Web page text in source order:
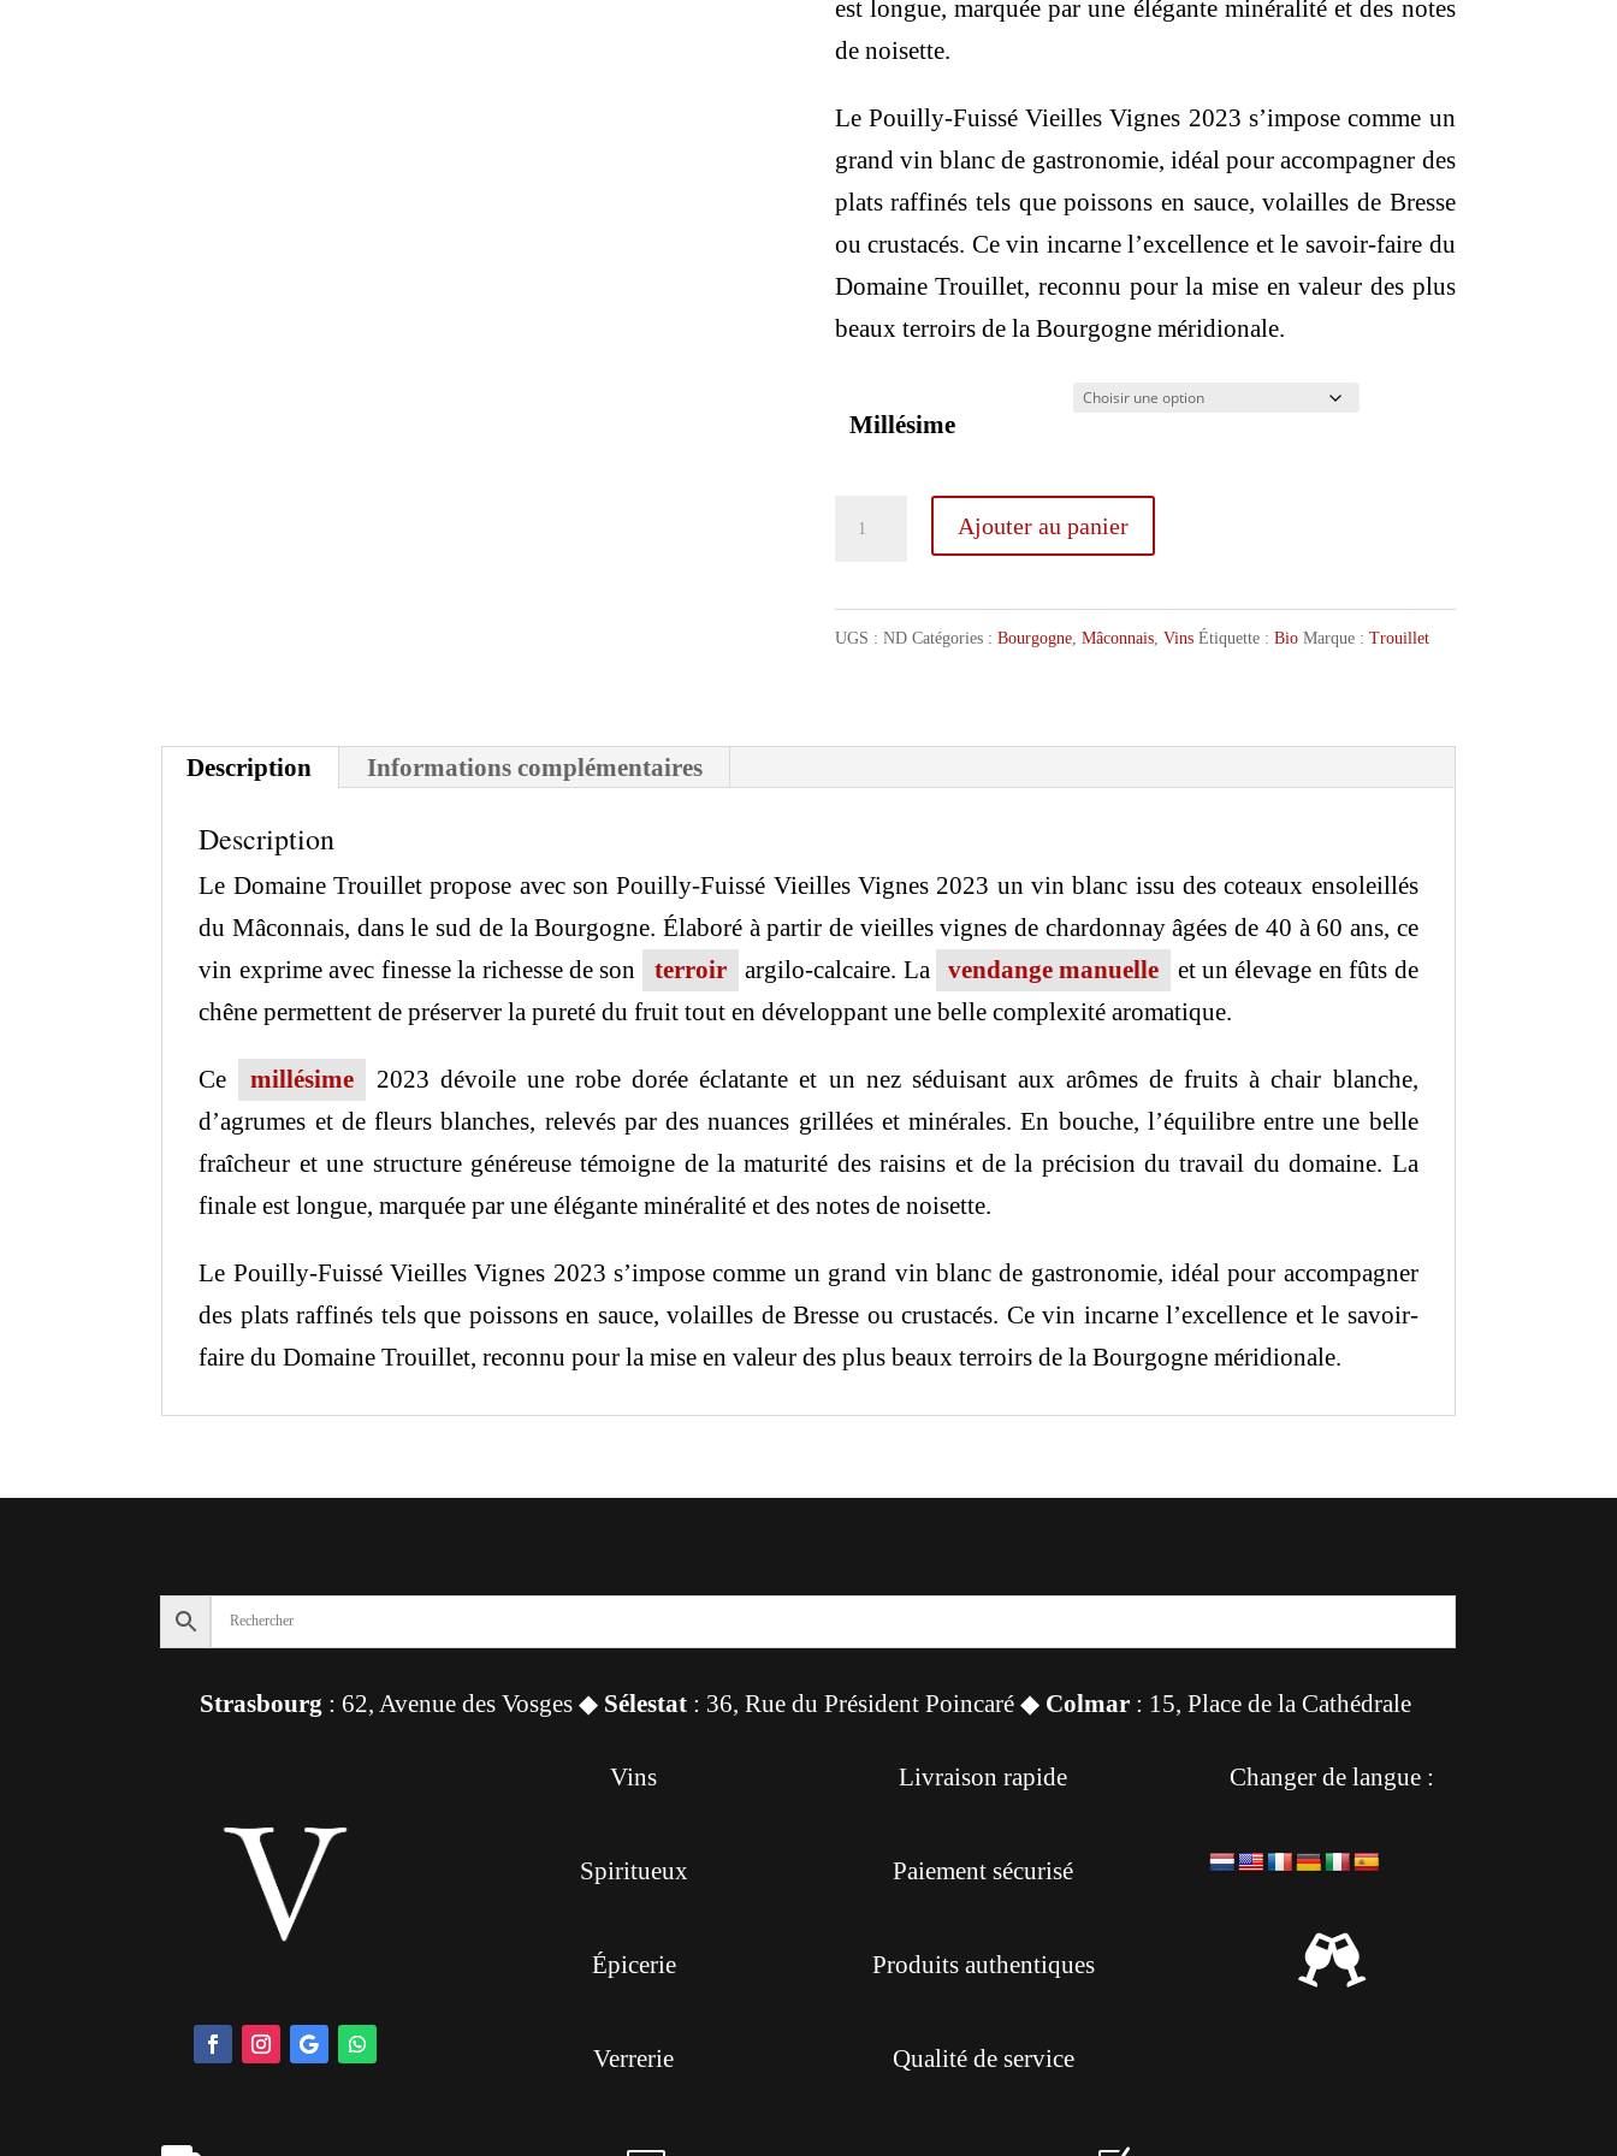
est longue, marquée par une élégante minéralité et des notes
de noisette.
Le Pouilly-Fuissé Vieilles Vignes 2023 s’impose comme un
grand vin blanc de gastronomie, idéal pour accompagner des
plats raffinés tels que poissons en sauce, volailles de Bresse
ou crustacés. Ce vin incarne l’excellence et le savoir-faire du
Domaine Trouillet, reconnu pour la mise en valeur des plus
beaux terroirs de la Bourgogne méridionale.
Millésime
quantité
Trouillet
Ajouter au panier
UGS : ND Catégories : Bourgogne, Mâconnais, Vins Étiquette : Bio Marque : Trouillet
Description Informations complémentaires
Description
Le Domaine Trouillet propose avec son Pouilly-Fuissé Vieilles Vignes 2023 un vin blanc issu des coteaux ensoleillés
du Mâconnais, dans le sud de la Bourgogne. Élaboré à partir de vieilles vignes de chardonnay âgées de 40 à 60 ans, ce
vin exprime avec finesse la richesse de son
terroir argilo-calcaire. La vendange manuelle
et un élevage en fûts de
chêne permettent de préserver la pureté du fruit tout en développant une belle complexité aromatique.
Ce millésime
2023 dévoile une robe dorée éclatante et un nez séduisant aux arômes de fruits à chair blanche,
d’agrumes et de fleurs blanches, relevés par des nuances grillées et minérales. En bouche, l’équilibre entre une belle
fraîcheur et une structure généreuse témoigne de la maturité des raisins et de la précision du travail du domaine. La
finale est longue, marquée par une élégante minéralité et des notes de noisette.
Le Pouilly-Fuissé Vieilles Vignes 2023 s’impose comme un grand vin blanc de gastronomie, idéal pour accompagner
des plats raffinés tels que poissons en sauce, volailles de Bresse ou crustacés. Ce vin incarne l’excellence et le savoir-
faire du Domaine Trouillet, reconnu pour la mise en valeur des plus beaux terroirs de la Bourgogne méridionale.
Strasbourg : 62, Avenue des Vosges ◆ Sélestat : 36, Rue du Président Poincaré ◆ Colmar : 15, Place de la Cathédrale
Vins
Spiritueux
Épicerie
Verrerie
Livraison rapide
Paiement sécurisé
Produits authentiques
Qualité de service
Changer de langue :
